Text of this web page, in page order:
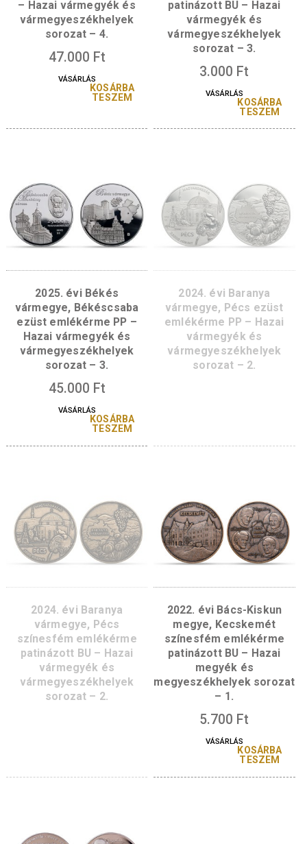
A sorozat további tagjai
2026. évi Borsod-Abaúj-
Zemplén vármegye,
Miskolc ezüst emlékérme
vármegyeszékhelyek
sorozat – 4.
47.000Ft
VÁSÁRLÁS
KOSÁRBA
TESZEM
2025. évi Békés
vármegye,
színesfém
vármegyék és
sorozat – 3.
3.000
VÁSÁRLÁS
2025. évi Békés
ezüst emlékérme PP –
Hazai vármegyék és
vármegyeszékhelyek
sorozat – 3.
45.000 Ft
2024. évi Baranya
emlékérme PP –
vármegyék és
sorozat – 2.